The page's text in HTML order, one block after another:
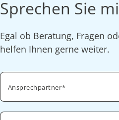
Sprechen Sie
Egal ob Beratung, Fragen
helfen Ihnen gerne weiter.
Ansprechpartner